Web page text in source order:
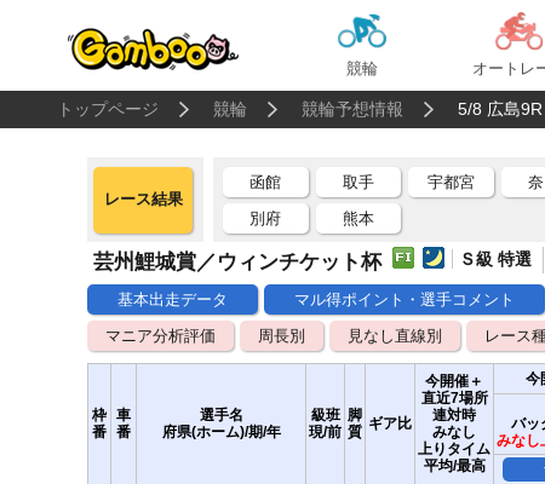
競輪 オートレ
トップページ 競輪 競輪予想情報 5/8 広島
レース結果
函館 取手 宇都宮
別府
熊本
芸州鯉城賞／ウィンチケット杯 Ｓ級 特選
基本出走データ マル得ポイント・選手コメント
マニア分析評価
周長別 見なし直線別 レース
枠
番
車
番
選手名
府県(ホーム)/期/年
級班
現/前
脚
質 ギア比
今開催＋
直近7場所
連対時
みなし
上りタイム
平均/最高
今
バッ
みなし